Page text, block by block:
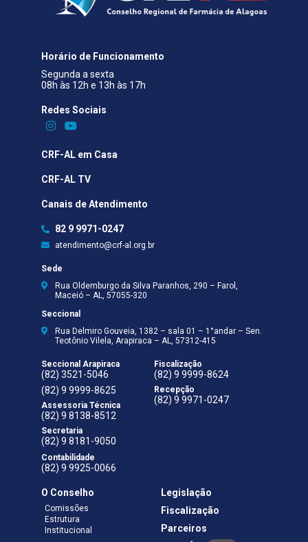
Horário de Funcionamento
Segunda a sexta
08h às 12h e 13h às 17h
Redes Sociais​
CRF-AL em Casa
CRF-AL TV
Canais de Atendimento
82 9 9971-0247
atendimento@crf-al.org.br
Sede
Rua Oldemburgo da Silva Paranhos, 290 – Farol,
Maceió – AL, 57055-320
Seccional
Rua Delmiro Gouveia, 1382 – sala 01 – 1°andar – Sen.
Teotônio Vilela, Arapiraca – AL, 57312-415
Seccional Arapiraca
(82) 3521-5046
(82) 9 9999-8625
Assessoria Técnica
(82) 9 8138-8512
Secretaria
(82) 9 8181-9050
Contabilidade
(82) 9 9925-0066
Fiscalização
(82) 9 9999-8624
Recepção
(82) 9 9971-0247
O Conselho
Comissões
Estrutura
Institucional
Legislação
Fiscalização
Parceiros